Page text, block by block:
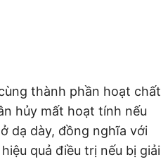
thành phần hoạt chất
hủy mất hoạt tính nếu
dạ dày, đồng nghĩa với
quả điều trị nếu bị giải